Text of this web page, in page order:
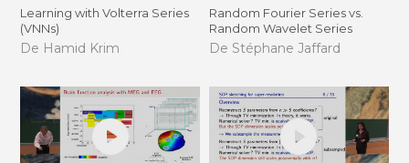
Learning with Volterra Series
(VNNs)
De Hamid Krim
Random Fourier Series vs.
Random Wavelet Series
De Stéphane Jaffard